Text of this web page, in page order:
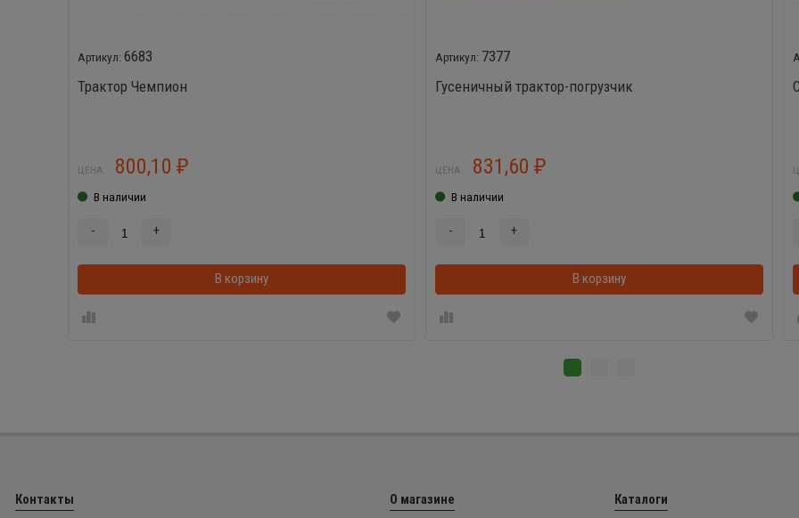
6683
Трактор Чемпион
ЦЕНА: 800,10 ₽
В наличии
- +
В корзину В корзинке
7377
Гусеничный трактор-погрузчик
ЦЕНА: 831,60 ₽
В наличии
- +
В корзину
Контакты О магазине Каталоги